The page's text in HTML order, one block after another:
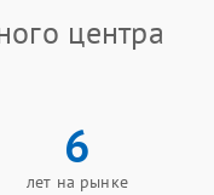
центра
6
лет на рынке